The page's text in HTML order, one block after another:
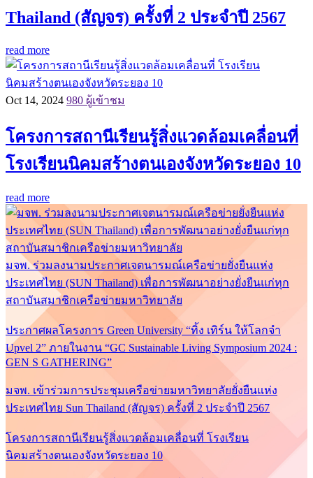
Thailand (สัญจร) ครั้งที่ 2 ประจำปี 2567
read more
Oct 14, 2024 980 ผู้เข้าชม
โครงการสถานีเรียนรู้สิ่งแวดล้อมเคลื่อนที่
โรงเรียนนิคมสร้างตนเองจังหวัดระยอง 10
read more
มจพ. ร่วมลงนามประกาศเจตนารมณ์เครือข่ายยั่งยืนแห่ง
ประเทศไทย (SUN Thailand) เพื่อการพัฒนาอย่างยั่งยืนแก่ทุก
สถาบันสมาชิกเครือข่ายมหาวิทยาลัย
ประกาศผลโครงการ Green University “ทิ้ง เทิร์น ให้โลกจำ
Upvel 2” ภายในงาน “GC Sustainable Living Symposium 2024 :
GEN S GATHERING”
มจพ. เข้าร่วมการประชุมเครือข่ายมหาวิทยาลัยยั่งยืนแห่ง
ประเทศไทย Sun Thailand (สัญจร) ครั้งที่ 2 ประจำปี 2567
โครงการสถานีเรียนรู้สิ่งแวดล้อมเคลื่อนที่ โรงเรียน
นิคมสร้างตนเองจังหวัดระยอง 10